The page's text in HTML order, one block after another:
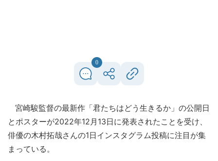
0
宮崎駿監督の最新作「君たちはどう生きるか」の公開日
とポスターが2022年12月13日に発表されたことを受け、
俳優の木村拓哉さんの1日インスタグラム投稿に注目が集
まっている。